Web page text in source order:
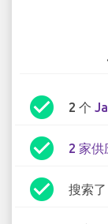
check_circle 2 个
check_circle 2 家供
check_circle 搜索了